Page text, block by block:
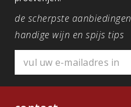
de scherpste aanbiedingen
handige wijn en spijs tips